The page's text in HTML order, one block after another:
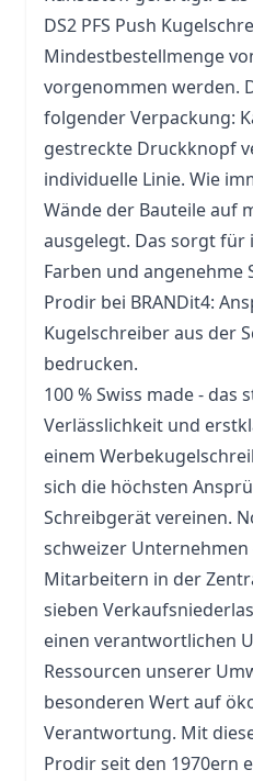
DS2 PFS Push
Mindestbestellmenge
vorgenommen werden.
folgender Verpackung:
gestreckte Druckknopf
individuelle Linie. Wie
Wände der Bauteile auf
ausgelegt. Das sorgt für
Farben und angenehme
Prodir bei BRANDit4:
Kugelschreiber aus der
bedrucken.
100 % Swiss made - das
Verlässlichkeit und
einem
sich die höchsten
Schreibgerät vereinen.
schweizer Unternehmen
Mitarbeitern in der
sieben
einen verantwortlichen
Ressourcen unserer
besonderen Wert auf
Verantwortung. Mit
Prodir seit den 1970ern